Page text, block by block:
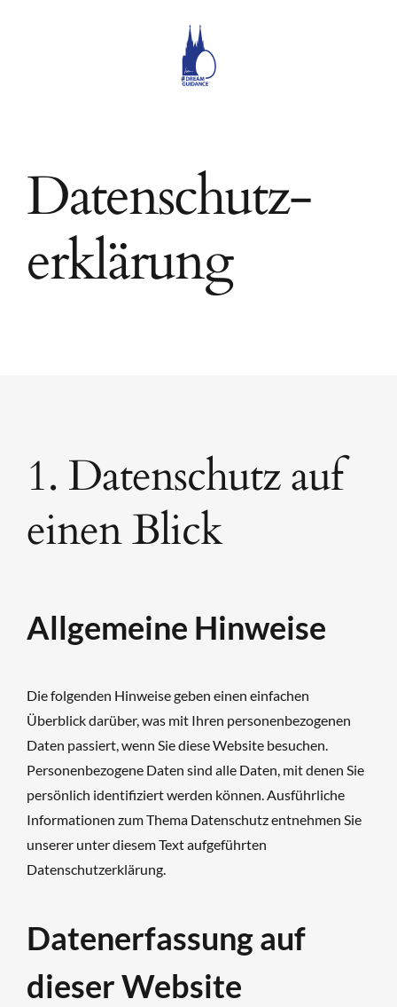
Datenschutz­
erklärung
1. Datenschutz auf
einen Blick
Allgemeine Hinweise
Die folgenden Hinweise geben einen einfachen
Überblick darüber, was mit Ihren personenbezogenen
Daten passiert, wenn Sie diese Website besuchen.
Personenbezogene Daten sind alle Daten, mit denen Sie
persönlich identifiziert werden können. Ausführliche
Informationen zum Thema Datenschutz entnehmen Sie
unserer unter diesem Text aufgeführten
Datenschutzerklärung.
Datenerfassung auf
dieser Website